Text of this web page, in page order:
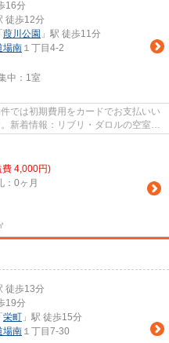
16分
徒歩12分
葭川公園 」駅 徒歩11分
場南 １丁目4-2
中： 1室
では初期費用をカードでお支払いい
新着情報：リブリ・ダロルの空室情
費 4,000円)
：0ヶ月
徒歩13分
19分
栄町 」駅 徒歩15分
場南 １丁目7-30